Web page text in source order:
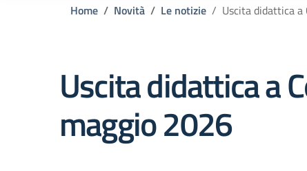
Home Novità Le notizie Uscita didattica a
Uscita didattica a
maggio 2026